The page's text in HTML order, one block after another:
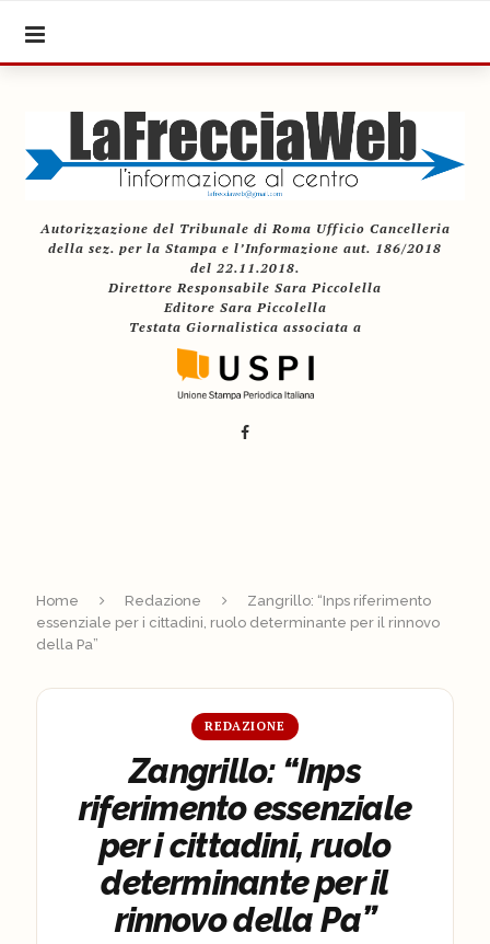
Autorizzazione del Tribunale di Roma Ufficio Cancelleria
della sez. per la Stampa e l’Informazione aut. 186/2018
del 22.11.2018.
Direttore Responsabile Sara Piccolella
Editore Sara Piccolella
Testata Giornalistica associata a
Home Redazione
Zangrillo: “Inps riferimento
essenziale per i cittadini, ruolo determinante per il rinnovo
della Pa”
REDAZIONE
Zangrillo: “Inps
riferimento essenziale
per i cittadini, ruolo
determinante per il
rinnovo della Pa”